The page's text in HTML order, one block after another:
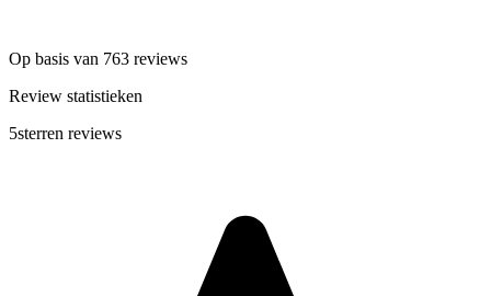
Op basis van 763 reviews
Review statistieken
5sterren reviews